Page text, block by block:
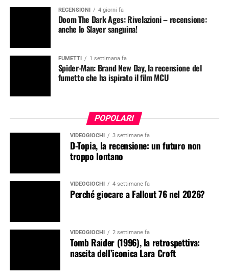
RECENSIONI 4 giorni fa
Doom The Dark Ages: Rivelazioni – recensione:
anche lo Slayer sanguina!
FUMETTI 1 settimana fa
Spider-Man: Brand New Day, la recensione del
fumetto che ha ispirato il film MCU
POPOLARI
VIDEOGIOCHI 3 settimane fa
D-Topia, la recensione: un futuro non
troppo lontano
VIDEOGIOCHI 4 settimane fa
Perché giocare a Fallout 76 nel 2026?
VIDEOGIOCHI 2 settimane fa
Tomb Raider (1996), la retrospettiva:
nascita dell’iconica Lara Croft